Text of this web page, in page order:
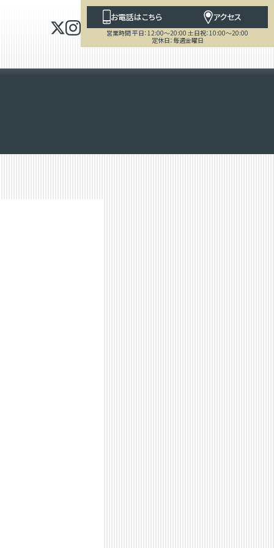
お電話はこちら アクセス
営業時間 平日：12:00～20:00 土日祝：10:00～20:00
定休日：毎週金曜日